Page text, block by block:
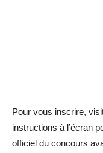
Pour vous inscrire,
instructions à l’écran
officiel du concours